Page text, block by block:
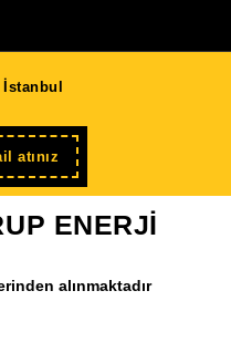
atınız Şimdi
kayıt
ENERJİ
alınmaktadır